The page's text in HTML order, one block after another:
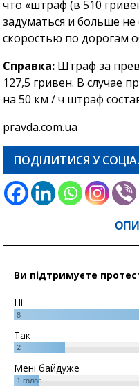
что «штраф (в 510
задуматься и больше
скоростью по дорогам
Справка: Штраф за
127,5 гривен. В случае
на 50 км / ч штраф
pravda.com.ua
ПОДІЛИТИСЯ У
Ви підтримуєте
Ні
8
Так
2
Мені байдуже
1 голос